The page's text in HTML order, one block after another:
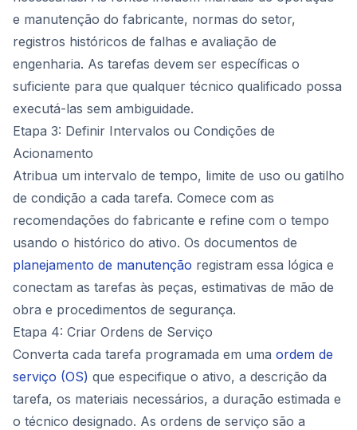
e manutenção do fabricante, normas do setor,
registros históricos de falhas e avaliação de
engenharia. As tarefas devem ser específicas o
suficiente para que qualquer técnico qualificado possa
executá-las sem ambiguidade.
Etapa 3: Definir Intervalos ou Condições de
Acionamento
Atribua um intervalo de tempo, limite de uso ou gatilho
de condição a cada tarefa. Comece com as
recomendações do fabricante e refine com o tempo
usando o histórico do ativo. Os documentos de
planejamento de manutenção registram essa lógica e
conectam as tarefas às peças, estimativas de mão de
obra e procedimentos de segurança.
Etapa 4: Criar Ordens de Serviço
Converta cada tarefa programada em uma ordem de
serviço (OS) que especifique o ativo, a descrição da
tarefa, os materiais necessários, a duração estimada e
o técnico designado. As ordens de serviço são a